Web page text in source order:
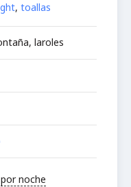
, toallas
laroles
por noche